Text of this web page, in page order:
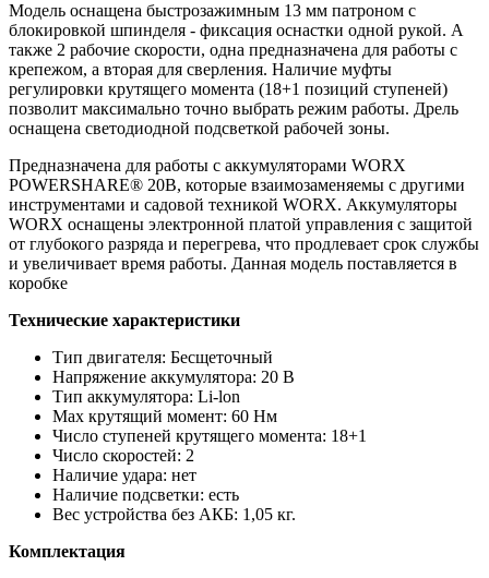
Модель оснащена быстрозажимным 13 мм патроном с
блокировкой шпинделя - фиксация оснастки одной рукой. А
также 2 рабочие скорости, одна предназначена для работы с
крепежом, а вторая для сверления. Наличие муфты
регулировки крутящего момента (18+1 позиций ступеней)
позволит максимально точно выбрать режим работы. Дрель
оснащена светодиодной подсветкой рабочей зоны.
Предназначена для работы с аккумуляторами WORX
POWERSHARE® 20В, которые взаимозаменяемы с другими
инструментами и садовой техникой WORX. Аккумуляторы
WORX оснащены электронной платой управления с защитой
от глубокого разряда и перегрева, что продлевает срок службы
и увеличивает время работы. Данная модель поставляется в
коробке
Технические характеристики
Тип двигателя: Бесщеточный
Напряжение аккумулятора: 20 В
Тип аккумулятора: Li-lon
Max крутящий момент: 60 Нм
Число ступеней крутящего момента: 18+1
Число скоростей: 2
Наличие удара: нет
Наличие подсветки: есть
Вес устройства без АКБ: 1,05 кг.
Комплектация